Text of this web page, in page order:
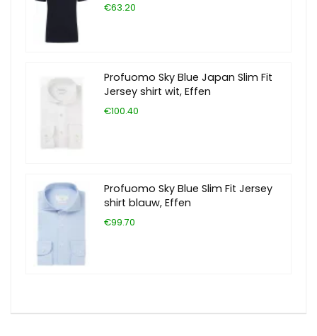
€63.20
Profuomo Sky Blue Japan Slim Fit
Jersey shirt wit, Effen
€100.40
Profuomo Sky Blue Slim Fit Jersey
shirt blauw, Effen
€99.70